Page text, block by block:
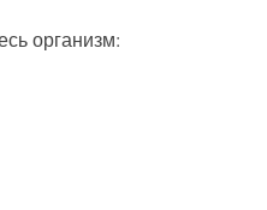
организм: